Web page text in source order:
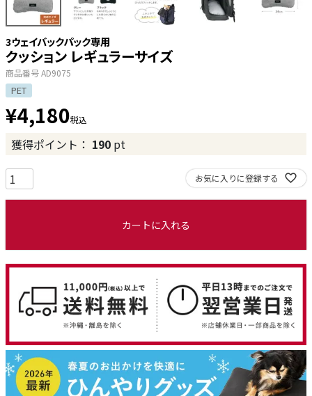
3ウェイバックパック専用
クッション レギュラーサイズ
商品番号AD9075
PET
¥4,180税込
獲得ポイント： 190 pt
お気に入りに登録する
カートに入れる